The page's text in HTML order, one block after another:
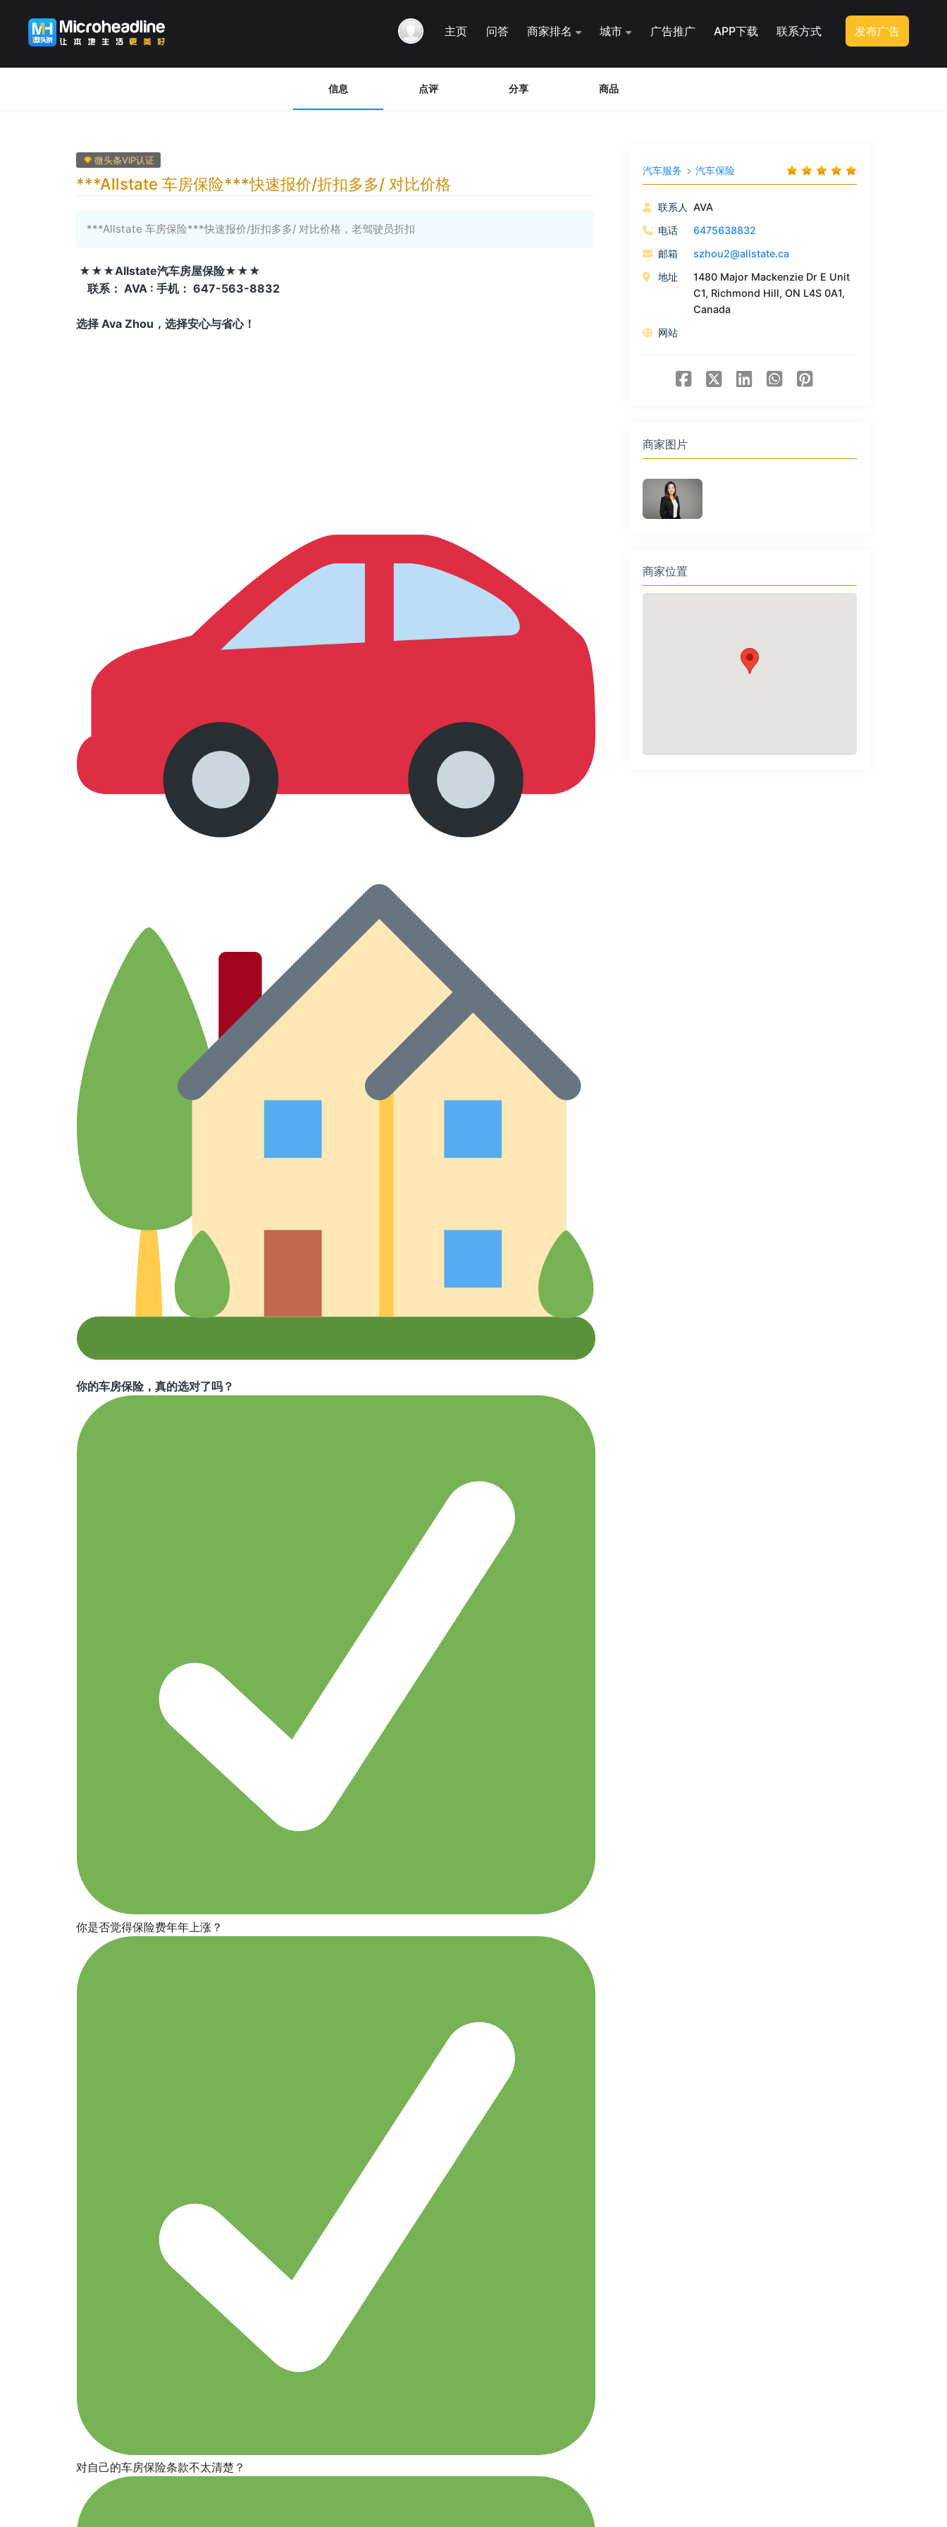
主页 问答 商家排名 城市 广告推广 APP下载 联系方式 发布广告
信息 点评 分享 商品
微头条VIP认证
***Allstate 车房保险***快速报价/折扣多多/ 对比价格
***Allstate 车房保险***快速报价/折扣多多/ 对比价格，老驾驶员折扣
★★★Allstate汽车房屋保险★★★
联系： AVA : 手机： 647-563-8832
选择 Ava Zhou，选择安心与省心！
你的车房保险，真的选对了吗？
你是否觉得保险费年年上涨？
对自己的车房保险条款不太清楚？
汽车服务 汽车保险
联系人
AVA
电话
6475638832
邮箱
szhou2@allstate.ca
地址
1480 Major Mackenzie Dr E Unit
C1, Richmond Hill, ON L4S 0A1,
Canada
网站
商家图片
商家位置